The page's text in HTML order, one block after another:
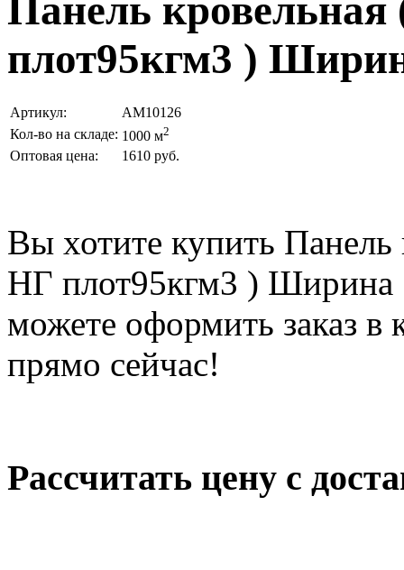
Панель кровельная
плот95кгм3 )
Артикул:
AM10126
Кол-во на складе: 1000 м2
Оптовая цена: 1610 руб.
Вы хотите купить Панель
НГ плот95кгм3 )
можете оформить заказ
прямо сейчас!
Рассчитать цену с